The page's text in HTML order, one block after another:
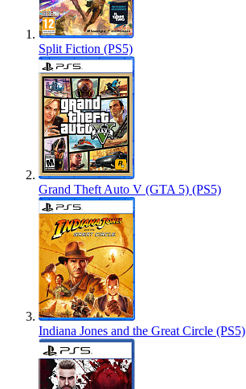
Split Fiction (PS5)
Grand Theft Auto V (GTA 5) (PS5)
Indiana Jones and the Great Circle (PS5)